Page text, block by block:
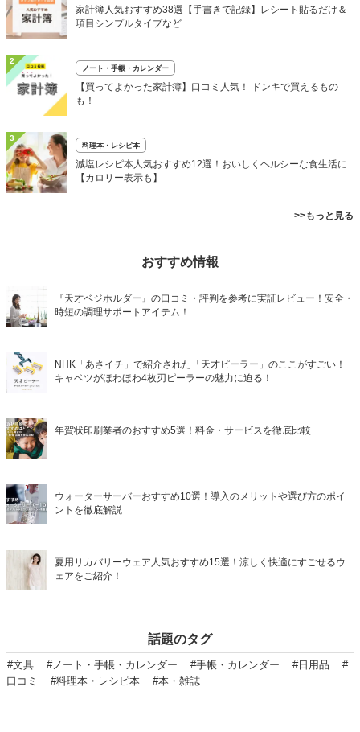
家計簿人気おすすめ38選【手書きで記録】レシート貼るだけ＆
項目シンプルタイプなど
2
ノート・手帳・カレンダー
【買ってよかった家計簿】口コミ人気！ ドンキで買えるもの
も！
3
料理本・レシピ本
減塩レシピ本人気おすすめ12選！おいしくヘルシーな食生活に
【カロリー表示も】
>>もっと見る
おすすめ情報
『天才ベジホルダー』の口コミ・評判を参考に実証レビュー！安全・
時短の調理サポートアイテム！
NHK「あさイチ」で紹介された「天才ピーラー」のここがすごい！
キャベツがほわほわ4枚刃ピーラーの魅力に迫る！
年賀状印刷業者のおすすめ5選！料金・サービスを徹底比較
ウォーターサーバーおすすめ10選！導入のメリットや選び方のポイ
ントを徹底解説
夏用リカバリーウェア人気おすすめ15選！涼しく快適にすごせるウ
ェアをご紹介！
話題のタグ
#文具 #ノート・手帳・カレンダー #手帳・カレンダー #日用品
#
口コミ
#料理本・レシピ本 #本・雑誌